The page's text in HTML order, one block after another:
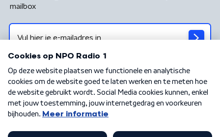
mailbox
Algemene voorwaarden